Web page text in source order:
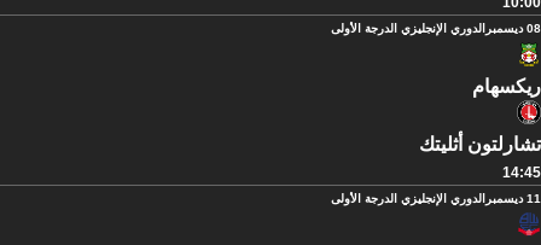
08 ديسمبر الدوري الإنجليزي الدرجة الأولى
ريكسهام
تشارلتون أثليتك
14:45
11 ديسمبر الدوري الإنجليزي الدرجة الأولى